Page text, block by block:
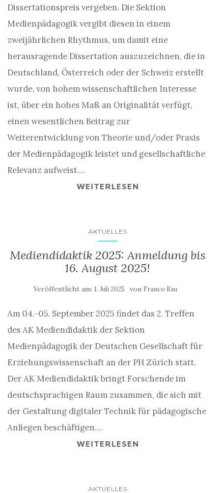
Dissertationspreis vergeben. Die Sektion
Medienpädagogik vergibt diesen in einem
zweijährlichen Rhythmus, um damit eine
herausragende Dissertation auszuzeichnen, die in
Deutschland, Österreich oder der Schweiz erstellt
wurde, von hohem wissenschaftlichen Interesse
ist, über ein hohes Maß an Originalität verfügt,
einen wesentlichen Beitrag zur
Weiterentwicklung von Theorie und/oder Praxis
der Medienpädagogik leistet und gesellschaftliche
Relevanz aufweist.…
WEITERLESEN
AKTUELLES
Mediendidaktik 2025: Anmeldung bis
16. August 2025!
Veröffentlicht am: 1. Juli 2025 von Franco Rau
Am 04.-05. September 2025 findet das 2. Treffen
des AK Mediendidaktik der Sektion
Medienpädagogik der Deutschen Gesellschaft für
Erziehungswissenschaft an der PH Zürich statt.
Der AK Mediendidaktik bringt Forschende im
deutschsprachigen Raum zusammen, die sich mit
der Gestaltung digitaler Technik für pädagogische
Anliegen beschäftigen.…
WEITERLESEN
AKTUELLES